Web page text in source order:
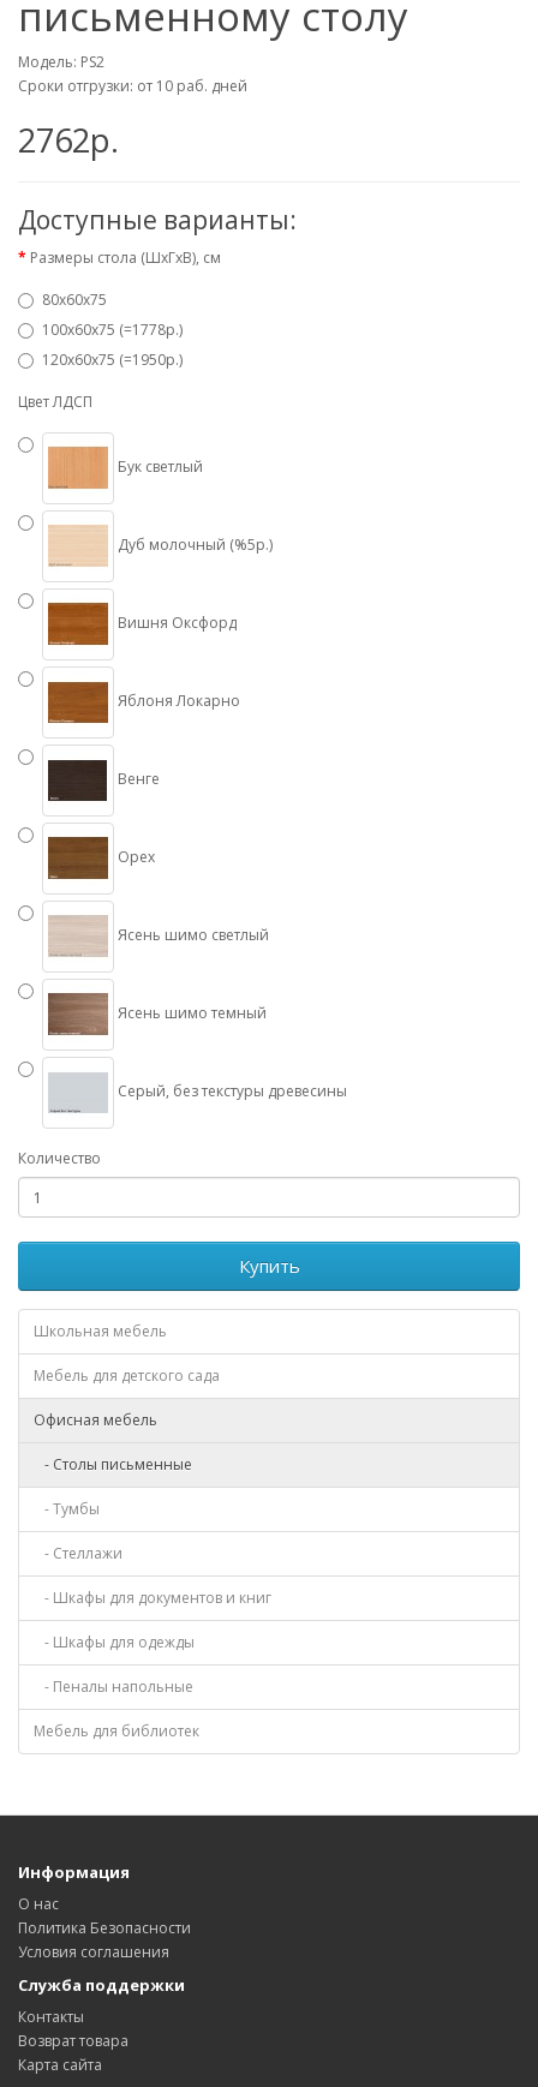
письменному столу
Модель: PS2
Сроки отгрузки: от 10 раб. дней
2762р.
Доступные варианты:
Размеры стола (ШхГхВ), см
80х60х75
100х60х75 (=1778р.)
120х60х75 (=1950р.)
Цвет ЛДСП
Бук светлый
Дуб молочный (%5р.)
Вишня Оксфорд
Яблоня Локарно
Венге
Орех
Ясень шимо светлый
Ясень шимо темный
Серый, без текстуры древесины
Количество
Купить
Школьная мебель
Мебель для детского сада
Офисная мебель
- Столы письменные
- Тумбы
- Стеллажи
- Шкафы для документов и книг
- Шкафы для одежды
- Пеналы напольные
Мебель для библиотек
Информация
О нас
Политика Безопасности
Условия соглашения
Служба поддержки
Контакты
Возврат товара
Карта сайта